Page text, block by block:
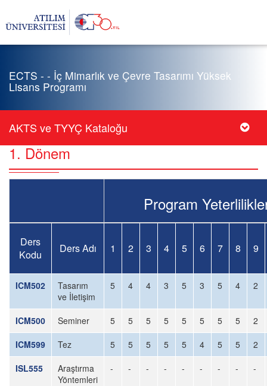
ECTS - - İç Mimarlık ve Çevre Tasarımı Yüksek
Lisans Programı
AKTS ve TYYÇ Kataloğu
1. Dönem
Program
Ders
Kodu
Ders Adı 1 2 3 4 5 6 7 8 9
ICM502
Tasarım
ve İletişim
5 4 4 3 5 3 5 4 2
ICM500 Seminer 5 5 5 5 5 5 5 5
2
ICM599
Tez 5 5 5 5 5 4 5 5
2
ISL555
Araştırma
Yöntemleri
- - - - - - - - -